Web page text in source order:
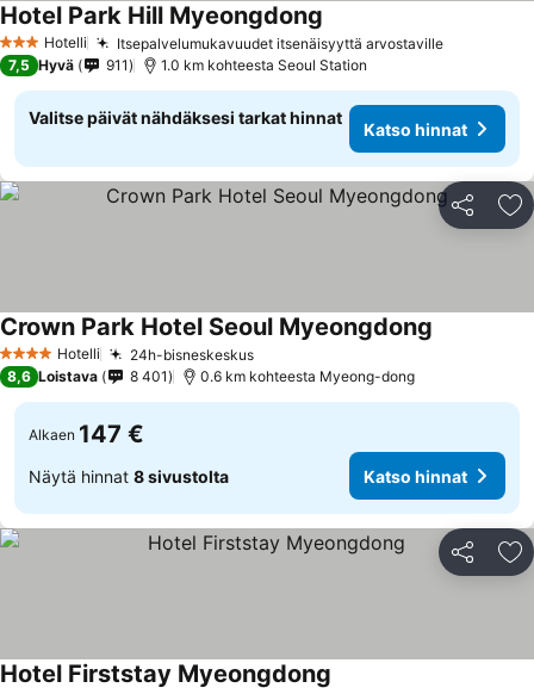
3 Tähtiluokitus
Hotelli Itsepalvelumukavuudet itsenäisyyttä arvostaville
Hotel Park Hill Myeongdong
7,5 Hyvä 911 1.0 km kohteesta Seoul Station
Valitse päivät nähdäksesi tarkat hinnat
Katso hinnat
Jaa
4 Tähtiluokitus
Hotelli 24h-bisneskeskus
Crown Park Hotel Seoul Myeongdong
8,6 Loistava 8 401 0.6 km kohteesta Myeong-dong
Alkaen 147 €
Näytä hinnat 8 sivustolta Katso hinnat
Jaa
Hotel Firststay Myeongdong